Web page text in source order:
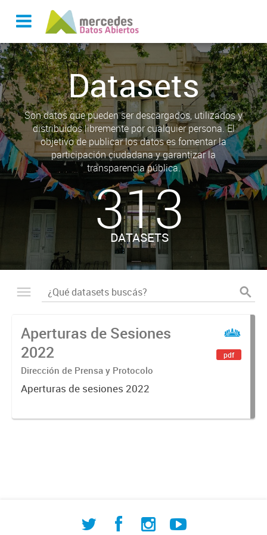
Datasets
Son datos que pueden ser descargados, utilizados y
distribuidos libremente por cualquier persona. El
objetivo de publicar los datos es fomentar la
participación ciudadana y garantizar la
transparencia pública.
313
DATASETS
Aperturas de Sesiones
2022
Dirección de Prensa y Protocolo
Aperturas de sesiones 2022
pdf